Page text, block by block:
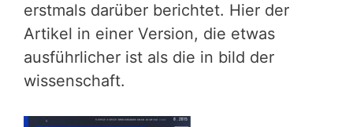
erstmals darüber berichtet. Hier der
Artikel in einer Version, die etwas
ausführlicher ist als die in bild der
wissenschaft.